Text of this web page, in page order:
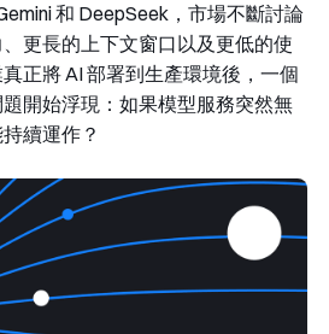
和 DeepSeek，市場不斷討論
更長的上下文窗口以及更低的使
正將 AI 部署到生產環境後，一個
開始浮現：如果模型服務突然無
續運作？